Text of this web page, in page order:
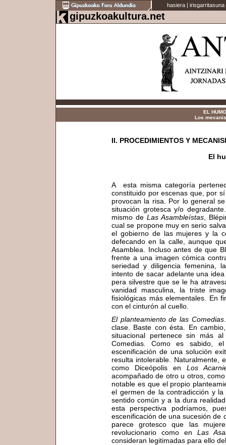
hasiera | irisgarritasuna
gipuzkoakultura.net
EL
Los
II. PROCEDIMIENTOS Y
El
A esta misma categoría
constituido por escenas que, por
provocan la risa. Por lo general
situación grotesca y/o
mismo de Las Asambleístas ,
cual se propone muy en serio
el gobierno de las mujeres y la
defecando en la calle, aunque
Asamblea. Incluso antes de que
frente a una imagen cómica
seriedad y diligencia femenina,
intento de sacar adelante una
pera silvestre que se le ha
vanidad masculina, la triste
fisiológicas más elementales. En
con el cinturón al cuello.
El planteamiento de las Comedias
clase. Baste con ésta. En
situacional pertenece sin más
Comedias. Como es sabido,
escenificación de una solución
resulta intolerable. Naturalmente,
como Diceópolis enLos
acompañado de otro u otros,
notable es que el propio
el germen de la contradicción y
sentido común y a la dura
esta perspectiva podríamos,
escenificación de una sucesión de
parece grotesco que las
revolucionario como en Las
consideran legitimadas para ello